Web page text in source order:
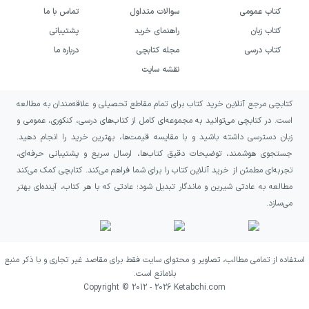
بهترین شیوه استفاده این است که ابتدا مطالعه‌ی
کتاب درسی را انجام دهید و سپس سراغ نمونه
امتحانات بروید تا ببینید کدام بخش‌ها را خوب
یاد گرفته‌اید و کدام قسمت‌ها نیاز به تمرین بیشتر
دارد. بعد از حل نمونه‌ها، حتماً پاسخ‌های تشریحی
را بررسی کنید تا علت درست بودن پاسخ‌ها را
دقیق یاد بگیرید و اشتباهات خود را اصلاح کنید.
در زمان‌های کوتاهِ نزدیک به امتحان نیز، از
خلاصه‌ی انتهای کتاب برای مرور سریع و تثبیت
نکات کلیدی استفاده کنید. اگر می‌خواهید نتیجه
بهتر شود، برنامه‌ی حل نمونه‌ها را پیوسته و
مرحله‌ای بچینید، نه اینکه همه‌ی مرور را به شب
امتحان موکول کنید.
کتاب عمومی
کتاب زبان
کتاب درسی
سوالات متداول
راهنمای خرید
مجله کتابچی
نقشه سایت
تماس با ما
پشتیبانی
درباره ما
کتابچی مرجع آنلاین خرید کتاب برای تمام مقاطع تحصیلی و علاقه‌مندان به مطالعه
است. در کتابچی می‌توانید به مجموعه‌ای کامل از کتاب‌های درسی، کنکوری، عمومی و
زبان دسترسی داشته باشید و با مقایسه قیمت‌ها، بهترین خرید را انجام دهید.
جستجوی هوشمند، توضیحات دقیق کتاب‌ها، ارسال سریع و پشتیبانی حرفه‌ای،
تجربه‌ای مطمئن از خرید آنلاین کتاب را برای شما فراهم می‌کند. کتابچی کمک می‌کند
مطالعه به عادتی شیرین و ماندگار تبدیل شود؛ عادتی که با هر کتاب، آینده‌ای بهتر
می‌سازد.
استفاده از تمامی مطالب، تصاویر و محتوای سایت فقط برای مقاصد غیر تجاری و با ذکر منبع
بلامانع است.
Copyright © 2012 - 2026 Ketabchi.com